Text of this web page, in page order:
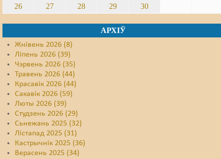
26
27 28 29 30
АРХІЎ
Жнівень 2026 (8)
Ліпень 2026 (39)
Чэрвень 2026 (35)
Травень 2026 (44)
Красавік 2026 (44)
Сакавік 2026 (59)
Люты 2026 (39)
Студзень 2026 (29)
Сьнежань 2025 (32)
Лістапад 2025 (31)
Кастрычнік 2025 (36)
Верасень 2025 (34)